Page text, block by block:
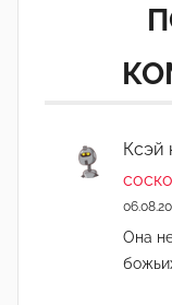
Ксэй
Она